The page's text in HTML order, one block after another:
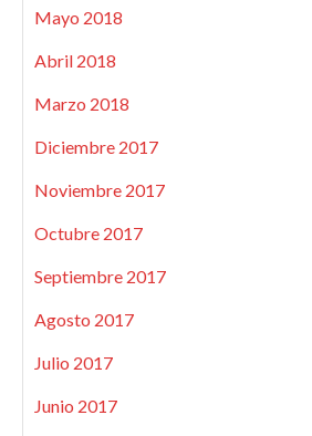
Mayo 2018
Abril 2018
Marzo 2018
Diciembre 2017
Noviembre 2017
Octubre 2017
Septiembre 2017
Agosto 2017
Julio 2017
Junio 2017